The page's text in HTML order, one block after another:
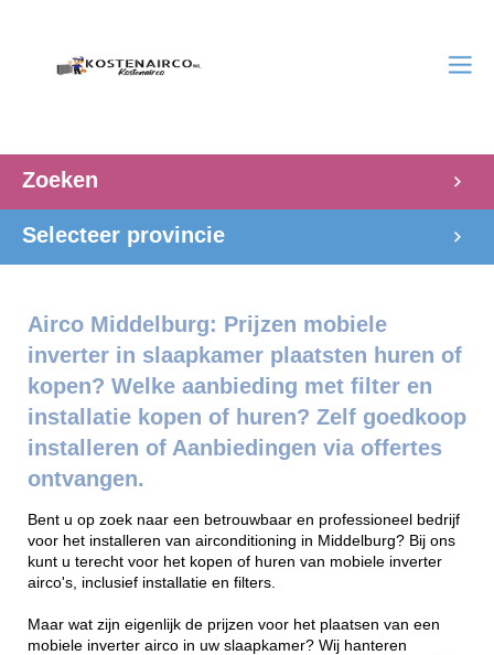
Zoeken
Selecteer provincie
Airco Middelburg: Prijzen mobiele
inverter in slaapkamer plaatsten huren of
kopen? Welke aanbieding met filter en
installatie kopen of huren? Zelf goedkoop
installeren of Aanbiedingen via offertes
ontvangen.
Bent u op zoek naar een betrouwbaar en professioneel bedrijf
voor het installeren van airconditioning in Middelburg? Bij ons
kunt u terecht voor het kopen of huren van mobiele inverter
airco's, inclusief installatie en filters.
Maar wat zijn eigenlijk de prijzen voor het plaatsen van een
mobiele inverter airco in uw slaapkamer? Wij hanteren